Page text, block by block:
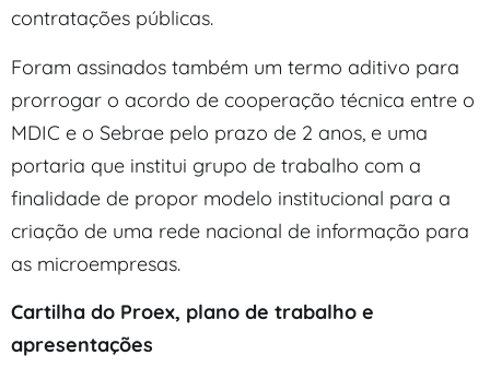
contratações públicas.
Foram assinados também um termo aditivo para
prorrogar o acordo de cooperação técnica entre o
MDIC e o Sebrae pelo prazo de 2 anos, e uma
portaria que institui grupo de trabalho com a
finalidade de propor modelo institucional para a
criação de uma rede nacional de informação para
as microempresas.
Cartilha do Proex, plano de trabalho e
apresentações